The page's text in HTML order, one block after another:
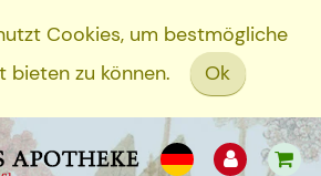
Cookies, um bestmögliche
bieten zu können.
Ok